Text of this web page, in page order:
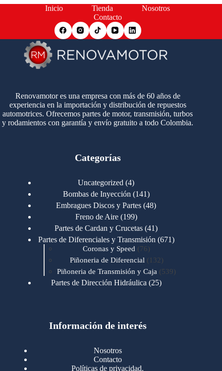
Inicio Tienda
Nosotros
Contacto
Renovamotor es una empresa con más de 60 años de
experiencia en la importación y distribución de repuestos
automotrices. Ofrecemos partes de motor, transmisión, turbos
y rodamientos con garantía y envío gratuito a todo Colombia.
Categorías
Uncategorized 44
productos
Bombas de Inyección 141141
productos
Embragues Discos y Partes 4848
Freno de Aire 199199
productos
Partes de Cardan y Crucetas 4141
productos
Partes de Diferenciales y Transmisión 671671
Coronas y Speed 7676
productos
Piñoneria de Diferencial 132 132
productos
Piñoneria de Transmisión y Caja 539539
Partes de Dirección Hidráulica 2525
Motores Cummins 723
Cummins B/C 855
Cummins ISF
Información de interés
Nosotros
Contacto
Políticas de privacidad.